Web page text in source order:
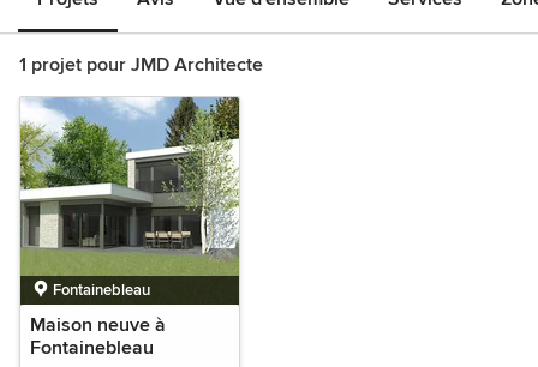
1 projet pour JMD Architecte
Fontainebleau
Maison neuve à
Fontainebleau